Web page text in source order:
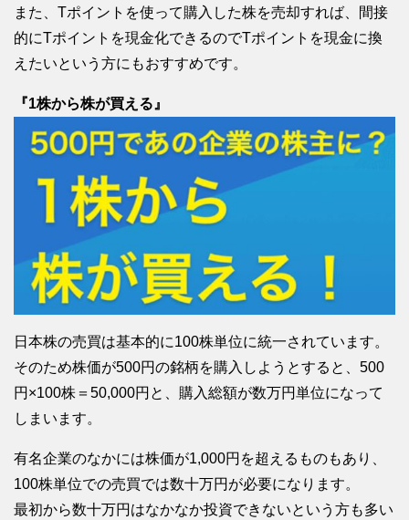
また、Tポイントを使って購入した株を売却すれば、間接
的にTポイントを現金化できるのでTポイントを現金に換
えたいという方にもおすすめです。
『1株から株が買える』
日本株の売買は基本的に100株単位に統一されています。
そのため株価が500円の銘柄を購入しようとすると、500
円×100株＝50,000円と、購入総額が数万円単位になって
しまいます。
有名企業のなかには株価が1,000円を超えるものもあり、
100株単位での売買では数十万円が必要になります。
最初から数十万円はなかなか投資できないという方も多い